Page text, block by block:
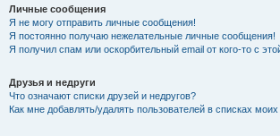
Личные сообщения
Я не могу отправить личные сообщения!
Я постоянно получаю нежелательные личные сообщения!
Я получил спам или оскорбительный email от кого-то с
Друзья и недруги
Что означают списки друзей и недругов?
Как мне добавлять/удалять пользователей в списках